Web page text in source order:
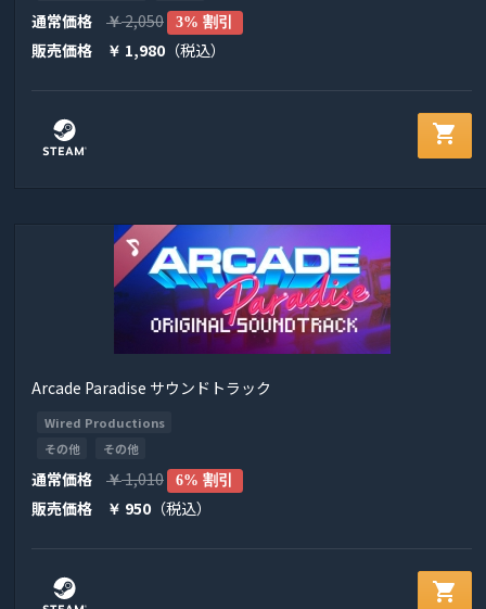
通常価格 ￥2,050 3% 割引
販売価格 ￥ 1,980 （税込）
shopping_cart
Arcade Paradise サウンドトラック
Wired Productions
その他
その他
通常価格 ￥1,010 6% 割引
販売価格 ￥ 950 （税込）
shopping_cart